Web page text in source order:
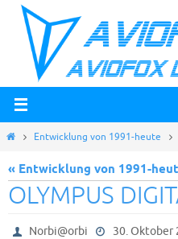
Zum
Inhalt
springen
StartEntwicklung von 1991-heute
« Entwicklung von 1991-
OLYMPUS
Norbi@orbi 30. Oktober